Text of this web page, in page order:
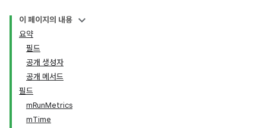
이 페이지의 내용
요약
필드
공개 생성자
공개 메서드
필드
mRunMetrics
mTime